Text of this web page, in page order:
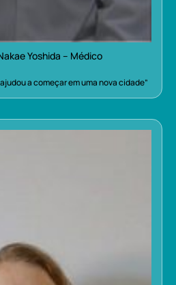
Yoshida – Médico
a começar em uma nova cidade”